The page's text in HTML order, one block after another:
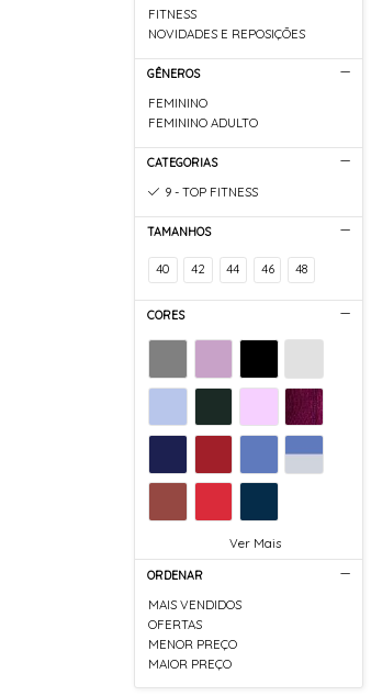
FITNESS
NOVIDADES E REPOSIÇÕES
GÊNEROS
FEMININO
FEMININO ADULTO
CATEGORIAS
9 - TOP FITNESS
TAMANHOS
40 42 44 46 48
CORES
Ver Mais
ORDENAR
MAIS VENDIDOS
OFERTAS
MENOR PREÇO
MAIOR PREÇO